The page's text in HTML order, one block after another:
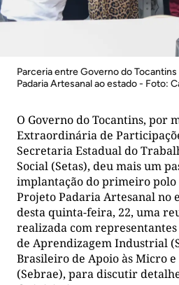
Parceria entre Governo do
Padaria Artesanal ao estado - Foto:
O Governo do Tocantins, por
Extraordinária de
Secretaria Estadual do
Social (Setas), deu mais um
implantação do primeiro
Projeto Padaria Artesanal no
desta quinta-feira, 22, uma
realizada com
de Aprendizagem Industrial
Brasileiro de Apoio às Micro e
(Sebrae), para discutir